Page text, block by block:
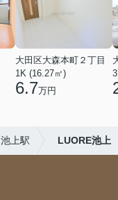
大田区大森本町２丁目
1K (16.27㎡)
6.7万円
池上駅 LUORE池上